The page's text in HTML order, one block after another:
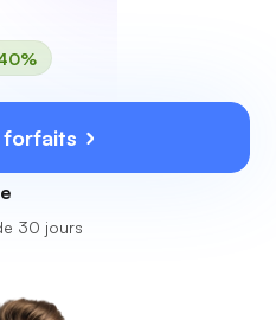
forfaits
30 jours